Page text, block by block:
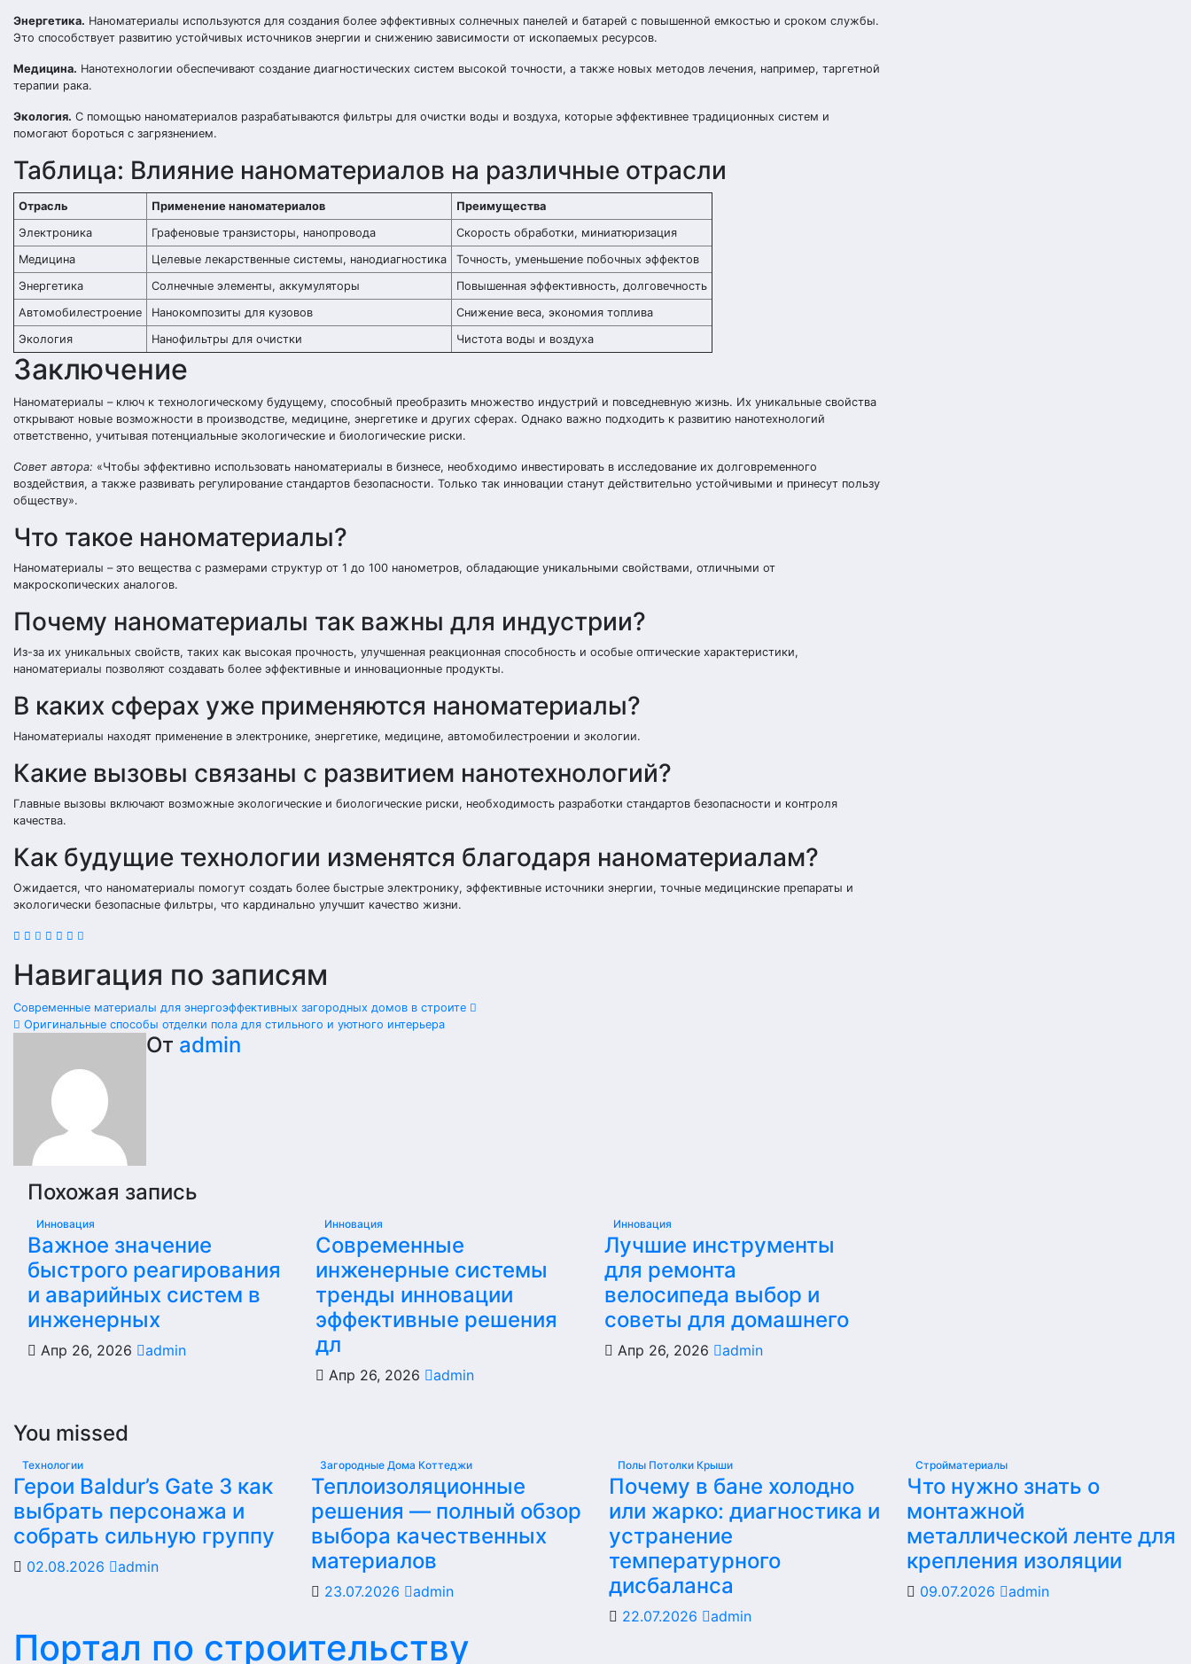
Энергетика. Наноматериалы используются для создания более эффективных солнечных панелей и батарей с повышенной емкостью и сроком службы.
Это способствует развитию устойчивых источников энергии и снижению зависимости от ископаемых ресурсов.
Медицина. Нанотехнологии обеспечивают создание диагностических систем высокой точности, а также новых методов лечения, например, таргетной
терапии рака.
Экология. С помощью наноматериалов разрабатываются фильтры для очистки воды и воздуха, которые эффективнее традиционных систем и
помогают бороться с загрязнением.
Таблица: Влияние наноматериалов на различные отрасли
Отрасль Применение наноматериалов
Преимущества
Электроника
Графеновые транзисторы, нанопровода
Скорость обработки, миниатюризация
Медицина
Целевые лекарственные системы, нанодиагностика
Точность, уменьшение побочных эффектов
Энергетика
Солнечные элементы, аккумуляторы
Повышенная эффективность, долговечность
Автомобилестроение
Нанокомпозиты для кузовов
Снижение веса, экономия топлива
Экология
Нанофильтры для очистки Чистота воды и воздуха
Заключение
Наноматериалы – ключ к технологическому будущему, способный преобразить множество индустрий и повседневную жизнь. Их уникальные свойства
открывают новые возможности в производстве, медицине, энергетике и других сферах. Однако важно подходить к развитию нанотехнологий
ответственно, учитывая потенциальные экологические и биологические риски.
Совет автора: «Чтобы эффективно использовать наноматериалы в бизнесе, необходимо инвестировать в исследование их долговременного
воздействия, а также развивать регулирование стандартов безопасности. Только так инновации станут действительно устойчивыми и принесут пользу
обществу».
Что такое наноматериалы?
Наноматериалы – это вещества с размерами структур от 1 до 100 нанометров, обладающие уникальными свойствами, отличными от
макроскопических аналогов.
Почему наноматериалы так важны для индустрии?
Из-за их уникальных свойств, таких как высокая прочность, улучшенная реакционная способность и особые оптические характеристики,
наноматериалы позволяют создавать более эффективные и инновационные продукты.
В каких сферах уже применяются наноматериалы?
Наноматериалы находят применение в электронике, энергетике, медицине, автомобилестроении и экологии.
Какие вызовы связаны с развитием нанотехнологий?
Главные вызовы включают возможные экологические и биологические риски, необходимость разработки стандартов безопасности и контроля
качества.
Как будущие технологии изменятся благодаря наноматериалам?
Ожидается, что наноматериалы помогут создать более быстрые электронику, эффективные источники энергии, точные медицинские препараты и
экологически безопасные фильтры, что кардинально улучшит качество жизни.
Навигация по записям
Современные материалы для энергоэффективных загородных домов в строите
Оригинальные способы отделки пола для стильного и уютного интерьера
От admin
Похожая запись
Инновация
Важное значение
быстрого реагирования
и аварийных систем в
инженерных
Апр 26, 2026 admin
Инновация
Современные
инженерные системы
тренды инновации
эффективные решения
дл
Апр 26, 2026 admin
Инновация
Лучшие инструменты
для ремонта
велосипеда выбор и
советы для домашнего
Апр 26, 2026 admin
You missed
Технологии
Герои Baldur’s Gate 3 как
выбрать персонажа и
собрать сильную группу
02.08.2026 admin
Загородные Дома Коттеджи
Теплоизоляционные
решения — полный обзор
выбора качественных
материалов
23.07.2026 admin
Полы Потолки Крыши
Почему в бане холодно
или жарко: диагностика и
устранение
температурного
дисбаланса
22.07.2026 admin
Стройматериалы
Что нужно знать о
монтажной
металлической ленте для
крепления изоляции
09.07.2026 admin
Портал по строительству